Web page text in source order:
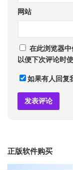
网站
在此浏览器
以便下次评论时使
如果有人回复
正版软件购买